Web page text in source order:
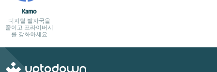
Kamo
디지털 발자국을
줄이고 프라이버시
를 강화하세요